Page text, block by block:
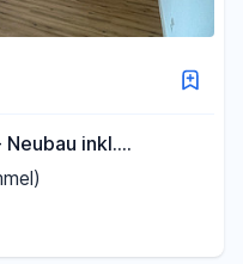
inkl.